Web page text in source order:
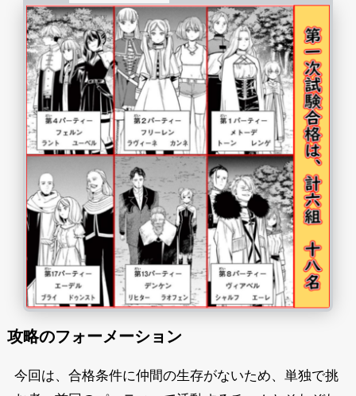
攻略のフォーメーション
今回は、合格条件に仲間の生存がないため、単独で挑